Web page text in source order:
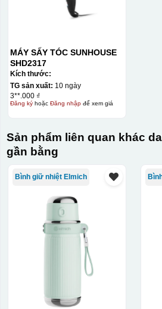
MÁY SẤY TÓC SUNHOUSE
SHD2317
Kích thước:
TG sản xuất: 10 ngày
3**.000 ₫
Đăng kýhoặc Đăng nhậpđể xem giá
Sản phẩm liên quan khác
gần bằng
Bình giữ nhiệt Elmich